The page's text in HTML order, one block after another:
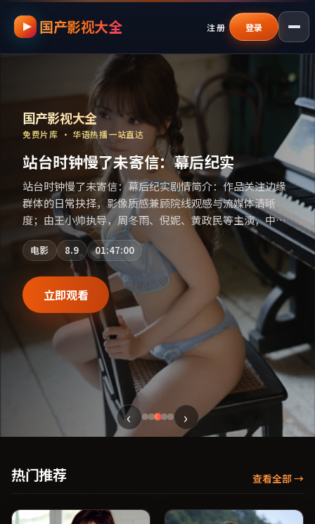
跳过导航，进入正文
国产影视大全 注册 登录
国产影视资源大全免费｜ —
国产影视大全
免费片库 · 华语热播一站直达
站台时钟慢了未寄信：幕后纪实
站台时钟慢了未寄信：幕后纪实剧情简介：作品关注边缘
群体的日常抉择，影像质感兼顾院线观感与流媒体清晰
度；由王小帅执导，周冬雨、倪妮、黄政民等主演，中国
香港出品，历史类型，2019年上映 / 2019年11月13日于中
国香港地区院线首映，网络平台同步更新片源。在网络平
台播放时建议开启高清画质以获得更佳细节。（国产影视
资源大全免费条目索引，支持片名与演员交叉检索。）
电影 8.9 01:47:00
立即观看
‹ ›
热门推荐 查看全部→